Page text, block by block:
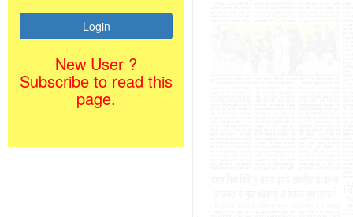
New User ?
Subscribe to read this
page.